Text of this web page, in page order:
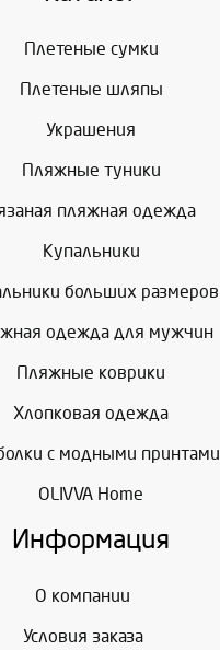
Плетеные сумки
Плетеные шляпы
Украшения
Пляжные туники
пляжная одежда
Купальники
больших размеров
одежда для мужчин
Пляжные коврики
Хлопковая одежда
с модными принтами
OLIVVA Home
Информация
О компании
Условия заказа